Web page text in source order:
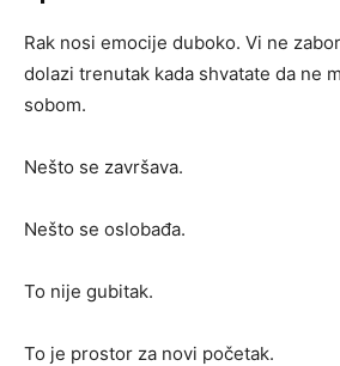
Rak nosi emocije duboko. Vi ne
dolazi trenutak kada shvatate da ne
sobom.
Nešto se završava.
Nešto se oslobađa.
To nije gubitak.
To je prostor za novi početak.